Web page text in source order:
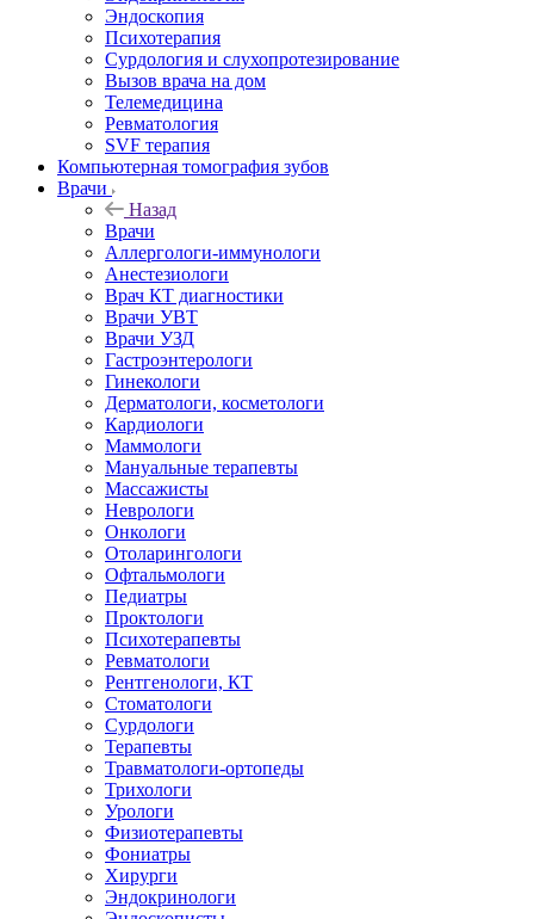
Эндоскопия
Психотерапия
Сурдология и слухопротезирование
Вызов врача на дом
Телемедицина
Ревматология
SVF терапия
Компьютерная томография зубов
Врачи
Назад
Врачи
Аллергологи-иммунологи
Анестезиологи
Врач КТ диагностики
Врачи УВТ
Врачи УЗД
Гастроэнтерологи
Гинекологи
Дерматологи, косметологи
Кардиологи
Маммологи
Мануальные терапевты
Массажисты
Неврологи
Онкологи
Отоларингологи
Офтальмологи
Педиатры
Проктологи
Психотерапевты
Ревматологи
Рентгенологи, КТ
Стоматологи
Сурдологи
Терапевты
Травматологи-ортопеды
Трихологи
Урологи
Физиотерапевты
Фониатры
Хирурги
Эндокринологи